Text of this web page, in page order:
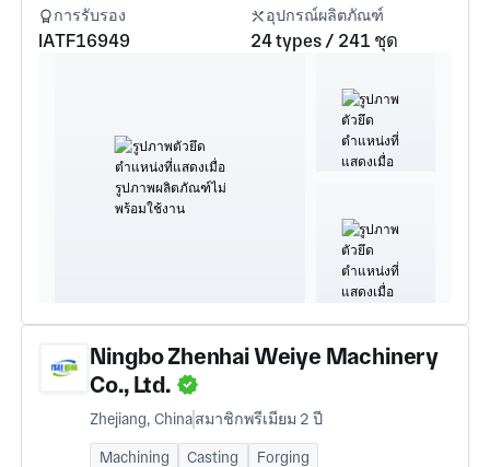
การรับรอง
IATF16949
อุปกรณ์ผลิตภัณฑ์
24 types / 241 ชุด
Ningbo Zhenhai Weiye Machinery
Co., Ltd.
Zhejiang, Chinaสมาชิกพรีเมียม 2 ปี
Machining Casting
Forging